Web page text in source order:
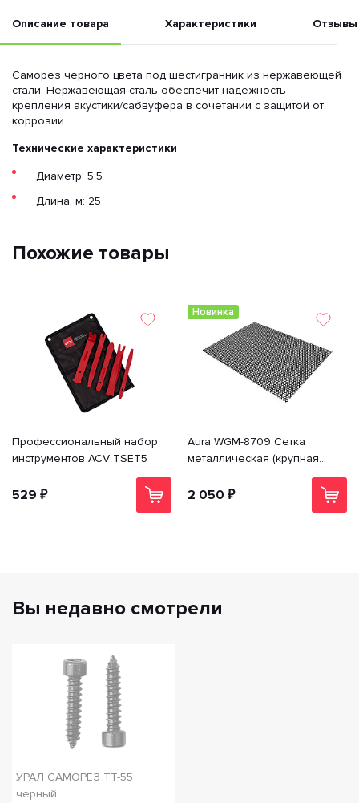
Описание товара Характеристики Отзывы
Саморез черного цвета под шестигранник из нержавеющей
стали. Нержавеющая сталь обеспечит надежность
крепления акустики/сабвуфера в сочетании с защитой от
коррозии.
Технические характеристики
Диаметр: 5,5
Длина, м: 25
Похожие товары
Профессиональный набор
инструментов ACV TSET5
529 ₽
Новинка
Aura WGM-8709 Сетка
металлическая (крупная
ячейка) | Цена указана за 1
лист
2 050 ₽
Вы недавно смотрели
УРАЛ САМОРЕЗ ТТ-55
черный